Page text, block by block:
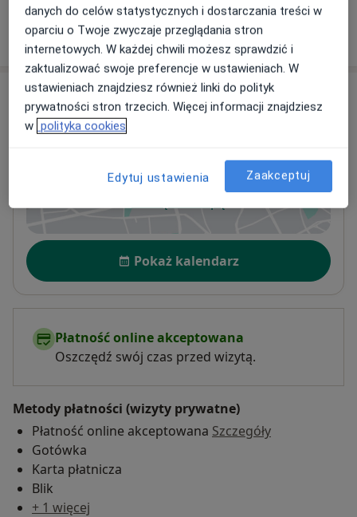
W jaki sposób ustalane są ceny?
Adres
SOMA Klinika Zdrowia Psychicznego
otwiera się w nowej karcie
Dostępność
Pokaż kalendarz
Płatność online akceptowana
Oszczędź swój czas przed wizytą.
Metody płatności (wizyty prywatne)
Płatność online akceptowana Szczegóły
Gotówka
Karta płatnicza
Blik
+ 1 więcej
danych do celów statystycznych i dostarczania treści w
oparciu o Twoje zwyczaje przeglądania stron
internetowych. W każdej chwili możesz sprawdzić i
zaktualizować swoje preferencje w ustawieniach. W
ustawieniach znajdziesz również linki do polityk
prywatności stron trzecich. Więcej informacji znajdziesz
w polityka cookies
Edytuj ustawienia Zaakceptuj